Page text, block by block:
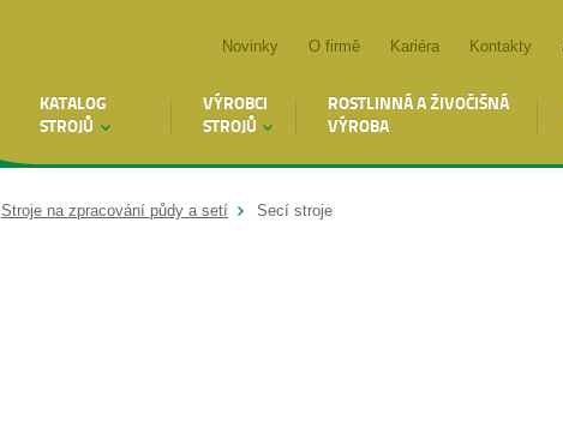
KATALOG
STROJŮ
VÝROBCI
STROJŮ
ROSTLINNÁ A ŽIVOČIŠNÁ
VÝROBA
Novinky O firmě Kariéra Kontakty
Stroje na zpracování půdy a setí Secí stroje